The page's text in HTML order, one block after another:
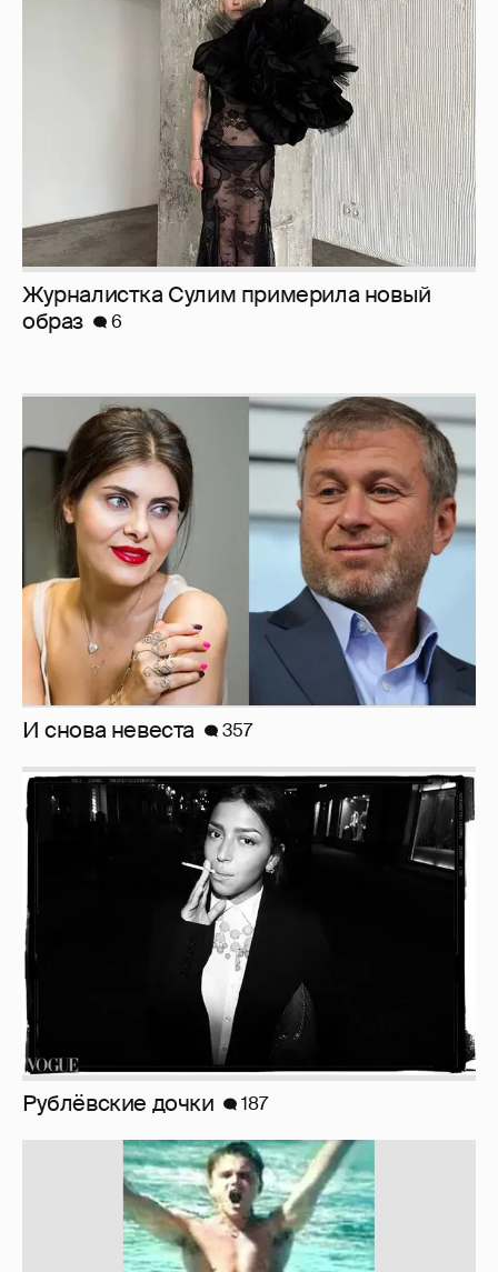
Журналистка Сулим примерила новый
И снова невеста 357
Рублёвские дочки 187
110